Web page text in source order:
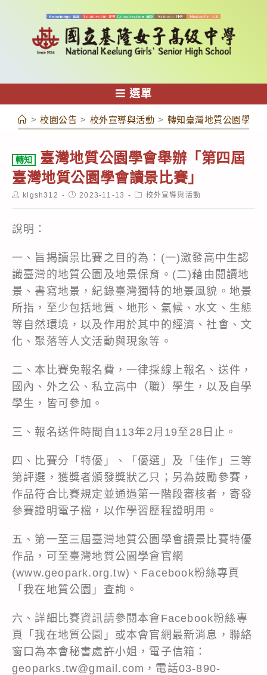
容
選單
> 校園公告 > 校外宣導與活動 > 轉知臺灣地質公園學會
轉知
臺灣地質公園學會舉辦「第四屆
臺灣地質公園學會讀景比賽」
Postklgsh312
Post2023-11-13
Post校外宣導與活動
說明：
一、旨揭讀景比賽之目的為：(一)激發高中生認
識臺灣的地質公園及地景保育。(二)藉由閱讀地
景、書寫地景，紀錄臺灣獨特的地景風貌。地景
所指，至少包括地質、地形、氣候、水文、生態
等自然環境，以及作用於其中的經濟、社會、文
化、聚落等人文活動與現象等。
二、本比賽免報名費，一律採線上報名、送件，
國內、外之公、私立高中（職）學生，以及自學
學生，皆可參加。
三、報名送件時間自113年2月19至28日止。
四、比賽分「特優」、「優選」及「佳作」三等
第評選，獲獎者頒發獎狀乙只；另為鼓勵參賽，
作品符合比賽規定並通過第一階段審核者，寄發
參賽證明電子檔，以作學習歷程證明用。
五、第一至三屆臺灣地質公園學會讀景比賽特優
作品，可至臺灣地質公園學會官網
(www.geopark.org.tw)、Facebook粉絲專頁
「我在地質公園」查詢。
六、詳細比賽資訊請參閱本會Facebook粉絲專
頁「我在地質公園」或本會官網最新消息，聯絡
窗口為本會秘書處許小姐，電子信箱：
geoparks.tw@gmail.com，電話03-890-